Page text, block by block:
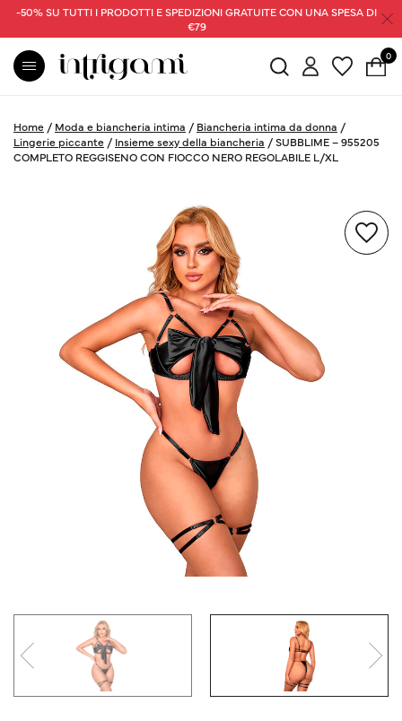
-50% SU TUTTI I PRODOTTI E SPEDIZIONI GRATUITE CON UNA SPESA DI
€79
0
Home / Moda e biancheria intima / Biancheria intima da donna /
Lingerie piccante / Insieme sexy della biancheria /SUBBLIME – 955205
COMPLETO REGGISENO CON FIOCCO NERO REGOLABILE L/XL